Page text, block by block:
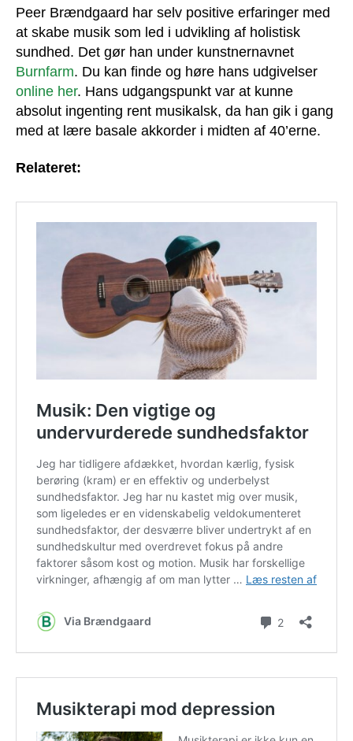
Peer Brændgaard har selv positive erfaringer med
at skabe musik som led i udvikling af holistisk
sundhed. Det gør han under kunstnernavnet
Burnfarm. Du kan finde og høre hans udgivelser
online her. Hans udgangspunkt var at kunne
absolut ingenting rent musikalsk, da han gik i gang
med at lære basale akkorder i midten af 40’erne.
Relateret: